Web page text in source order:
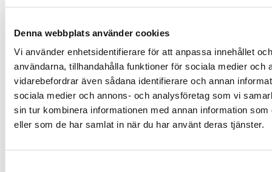
Denna webbplats använder cookies
Vi använder enhetsidentifierare för att anpassa innehållet
användarna, tillhandahålla funktioner för sociala medier och
vidarebefordrar även sådana identifierare och annan
sociala medier och annons- och analysföretag som vi
sin tur kombinera informationen med annan information som
eller som de har samlat in när du har använt deras tjänster.